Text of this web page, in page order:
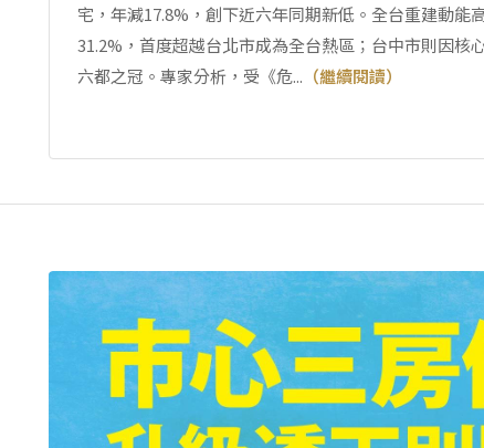
宅，年減17.8%，創下近六年同期新低。全台重建動能
31.2%，首度超越台北市成為全台熱區；台中市則因核
六都之冠。專家分析，受《危... （繼續閱讀）